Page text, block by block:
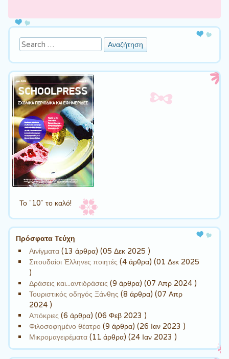
Αναζήτηση
Το ¨10¨ το καλό!
Πρόσφατα Τεύχη
Αινίγματα (13 άρθρα) (05 Δεκ 2025 )
Σπουδαίοι Έλληνες ποιητές (4 άρθρα) (01 Δεκ 2025
)
Δράσεις και...αντιδράσεις (9 άρθρα) (07 Απρ 2024 )
Τουριστικός οδηγός Ξάνθης (8 άρθρα) (07 Απρ
2024 )
Απόκριες (6 άρθρα) (06 Φεβ 2023 )
Φιλοσοφημένο θέατρο (9 άρθρα) (26 Ιαν 2023 )
Μικρομαγειρέματα (11 άρθρα) (24 Ιαν 2023 )